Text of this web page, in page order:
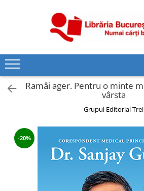
Artă și Enciclopedii
Beletristică
Business și Economie
Creșterea copilului
Dezvoltare Personală
Ramâi ager. Pentru o minte
vârsta
Grupul Editorial Trei
-20%